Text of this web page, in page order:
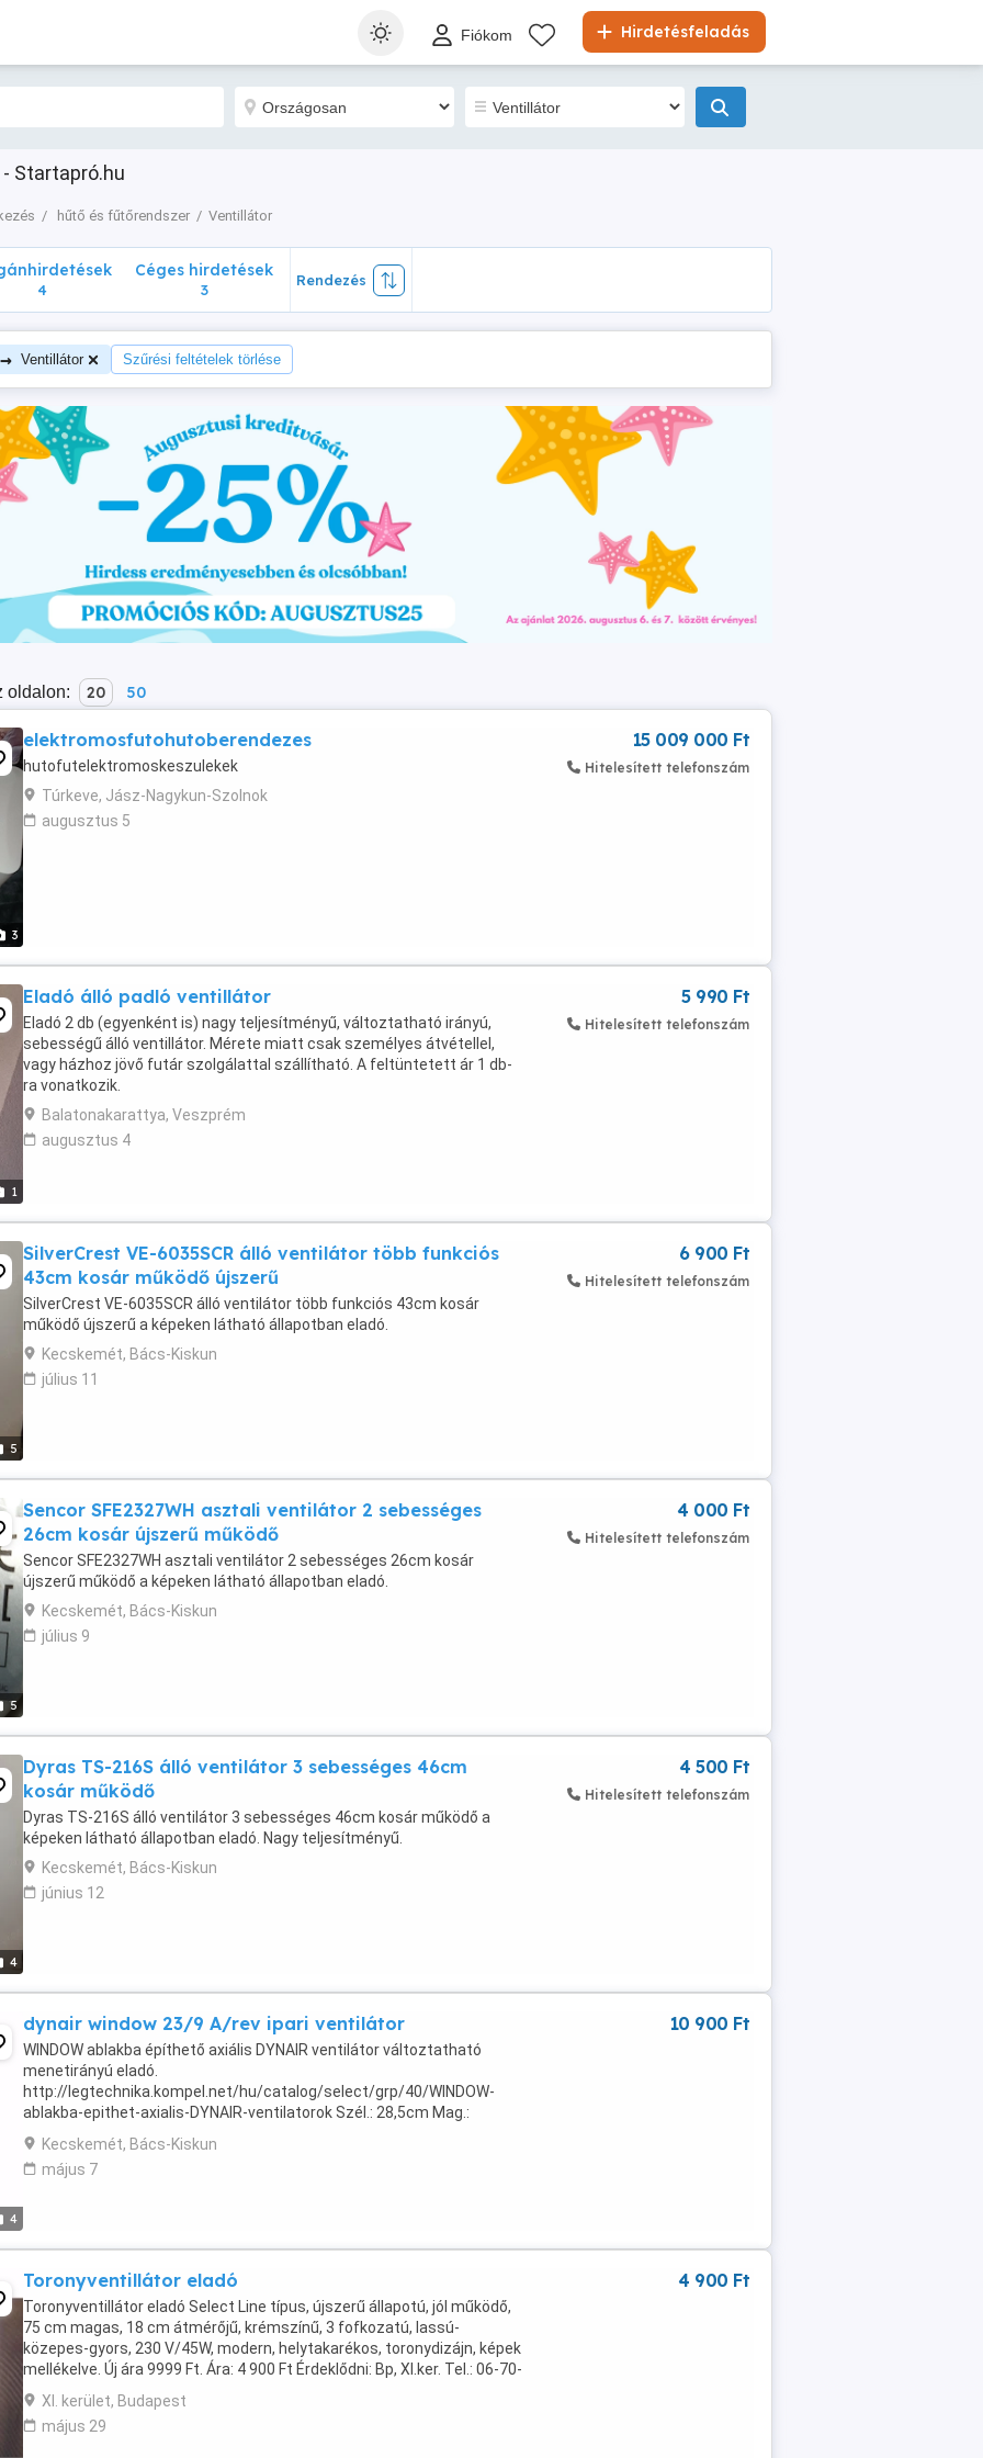
Hirdetésfeladás
Fiókom
Startapró.hu
hűtő és fűtőrendszer Ventillátor
4
Céges hirdetések
3
Rendezés
→ Ventillátor Szűrési feltételek törlése
oldalon: 20 50
3
elektromosfutohutoberendezes
hutofutelektromoskeszulekek
Túrkeve, Jász-Nagykun-Szolnok
augusztus 5
15 009 000 Ft
Hitelesített telefonszám
1
Eladó álló padló ventillátor
Eladó 2 db (egyenként is) nagy teljesítményű, változtatható irányú,
sebességű álló ventillátor. Mérete miatt csak személyes átvétellel,
vagy házhoz jövő futár szolgálattal szállítható. A feltüntetett ár 1 db-
ra vonatkozik.
Balatonakarattya, Veszprém
augusztus 4
5 990 Ft
Hitelesített telefonszám
5
SilverCrest VE-6035SCR álló ventilátor több funkciós
43cm kosár működő újszerű
SilverCrest VE-6035SCR álló ventilátor több funkciós 43cm kosár
működő újszerű a képeken látható állapotban eladó.
Kecskemét, Bács-Kiskun
július 11
6 900 Ft
Hitelesített telefonszám
5
Sencor SFE2327WH asztali ventilátor 2 sebességes
26cm kosár újszerű működő
Sencor SFE2327WH asztali ventilátor 2 sebességes 26cm kosár
újszerű működő a képeken látható állapotban eladó.
Kecskemét, Bács-Kiskun
július 9
4 000 Ft
Hitelesített telefonszám
4
Dyras TS-216S álló ventilátor 3 sebességes 46cm
kosár működő
Dyras TS-216S álló ventilátor 3 sebességes 46cm kosár működő a
képeken látható állapotban eladó. Nagy teljesítményű.
Kecskemét, Bács-Kiskun
június 12
4 500 Ft
Hitelesített telefonszám
4
dynair window 23/9 A/rev ipari ventilátor
WINDOW ablakba építhető axiális DYNAIR ventilátor változtatható
menetirányú eladó.
http://legtechnika.kompel.net/hu/catalog/select/grp/40/WINDOW-
ablakba-epithet-axialis-DYNAIR-ventilatorok Szél.: 28,5cm Mag.:
28,5cm Mély.: 11,5cm
Kecskemét, Bács-Kiskun
május 7
10 900 Ft
Toronyventillátor eladó
Toronyventillátor eladó Select Line típus, újszerű állapotú, jól működő,
75 cm magas, 18 cm átmérőjű, krémszínű, 3 fofkozatú, lassú-
közepes-gyors, 230 V/45W, modern, helytakarékos, toronydizájn, képek
mellékelve. Új ára 9999 Ft. Ára: 4 900 Ft Érdeklődni: Bp, XI.ker. Tel.: 06-70-
344-1512 vagy sandorf ...
XI. kerület, Budapest
május 29
4 900 Ft